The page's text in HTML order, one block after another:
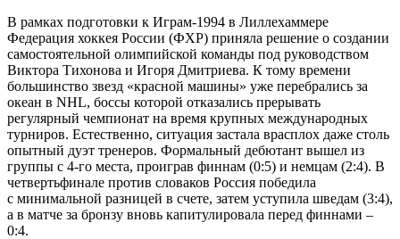
В рамках подготовки к Играм-1994 в Лиллехаммере
Федерация хоккея России (ФХР) приняла решение о создании
самостоятельной олимпийской команды под руководством
Виктора Тихонова и Игоря Дмитриева. К тому времени
большинство звезд «красной машины» уже перебрались за
океан в NHL, боссы которой отказались прерывать
регулярный чемпионат на время крупных международных
турниров. Естественно, ситуация застала врасплох даже столь
опытный дуэт тренеров. Формальный дебютант вышел из
группы с 4-го места, проиграв финнам (0:5) и немцам (2:4). В
четвертьфинале против словаков Россия победила
с минимальной разницей в счете, затем уступила шведам (3:4),
а в матче за бронзу вновь капитулировала перед финнами –
0:4.